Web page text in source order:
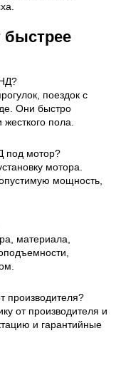
быстрее
поездок с
Они быстро
пола.
под мотор?
мотора.
мощность,
материала,
производителя?
от производителя и
и гарантийные